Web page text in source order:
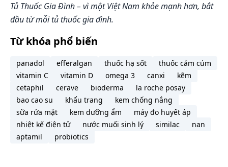
Tủ Thuốc Gia Đình – vì một Việt Nam khỏe mạnh hơn, bắt
đầu từ mỗi tủ thuốc gia đình.
Từ khóa phổ biến
panadol efferalgan thuốc hạ sốt
thuốc cảm cúm
vitamin C
vitamin D omega 3 canxi
kẽm
cetaphil
cerave bioderma
la roche posay
bao cao su
khẩu trang
kem chống nắng
sữa rửa mặt
kem dưỡng ẩm
máy đo huyết áp
nhiệt kế điện tử
nước muối sinh lý similac
nan
aptamil
probiotics